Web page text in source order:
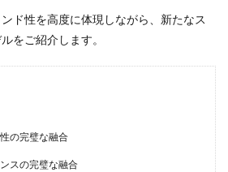
ド性を高度に体現しながら、新たなス
をご紹介します。
の完璧な融合
スの完璧な融合